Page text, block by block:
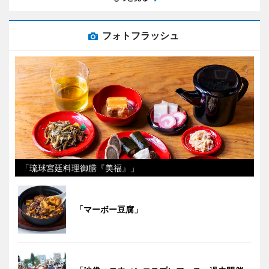
フォトフラッシュ
「琉球宮廷料理御膳『美福』」
「マーボー豆腐」